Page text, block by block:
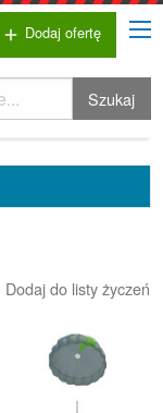
add Dodaj ofertę
Szukaj
Dodaj do listy życzeń